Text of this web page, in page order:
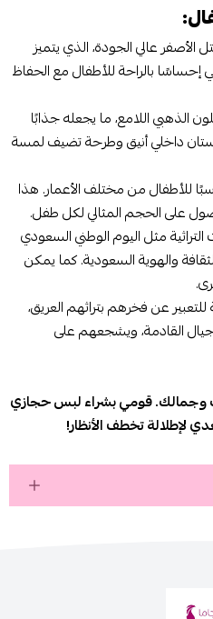
عالي الجودة، الذي يتميز
بالراحة للأطفال مع الحفاظ
الذهبي اللامع، ما يجعله جذابًا
داخلي أنيق وطرحة تضيف لمسة
للأطفال من مختلف الأعمار. هذا
على الحجم المثالي لكل طفل.
التراثية مثل اليوم الوطني السعودي
والهوية السعودية. كما يمكن
عن فخرهم بتراثهم العريق،
القادمة، ويشجعهم على
وجمالك. قومي بشراء لبس حجازي
لإطلالة تخطف الأنظار!